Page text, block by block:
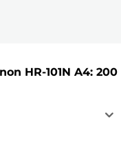
HR-101N A4: 200